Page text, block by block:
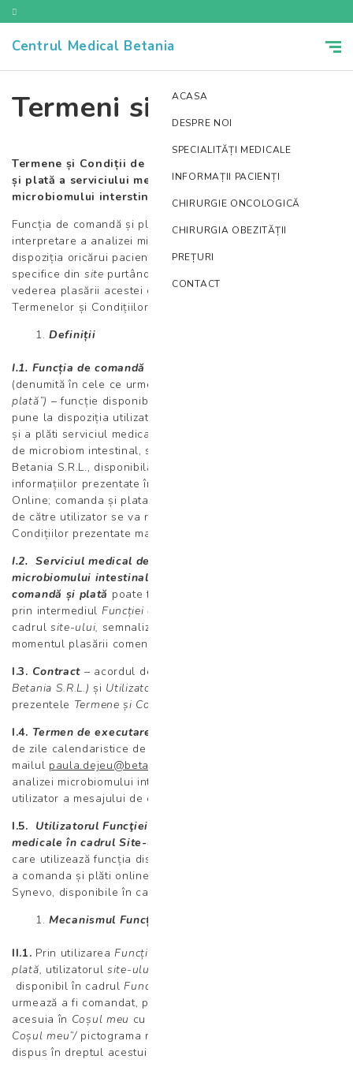
Centrul Medical Betania
ACASA
DESPRE NOI
SPECIALITĂȚI MEDICALE
INFORMAȚII PACIENȚI
CHIRURGIE ONCOLOGICĂ
CHIRURGIA OBEZITĂȚII
PREȚURI
CONTACT
Termeni si conditii
Termene și Condiții de utilizare a Funcției de comandă
și plată a serviciului medical de interpretare a analizei
microbiomului interstinal în cadrulsite-ului
Funcția de comandă și plată a serviciului medical de
interpretare a analizei microbiomului intestinal este pusă la
dispoziția oricărui pacient/solicitant,în cadrul secțiunii
specifice din site purtând denumirea de
vederea plasării acestei comenzi, în considerarea
Termenelor și Condițiilor prezentate în cele ce urmează.
Definiții
I.1. Funcția de comandă și plată de servicii medicale
(denumită în cele ce urmează ”
plată”) – funcție disponibilă în cadrul
pune la dispoziția utilizatorului posibilitatea de a comanda
și a plăti serviciul medical de interpretare analizei medicale
de microbiom intestinal, selectată din portofoliul Laborator
Betania S.R.L., disponibilă în cadrul funcției, conform
informațiilor prezentate în cadrul Secțiunii Shop
Online; comanda și plata acestui serviciu medical selectat
de către utilizator se va realiza conform Termenelor și
Condițiilor prezentate mai jos.
I.2. Serviciul medical de interpretare a analizei
microbiomului intestinal
comandă și plată poate fi adăugat în
prin intermediul Funcției de comandă și plată
cadrul site-ului, semnalizat în mod corespunzător la
momentul plasării comenzii.
I.3. Contract – acordul de voințe dintre
Betania S.R.L.) și Utilizator,
prezentele Termene și Condiții
I.4. Termen de executare a Contractului
de zile calendaristice de la momentul transmiterii pe e-
mailul paula.dejeu@betania-centrumedical.ro
analizei microbiomului intestinal și a primirii de către
utilizator a mesajului de confirmare a plății.
I.5. Utilizatorul Funcţiei de comandă şi plată de analize
medicale în cadrul Site-ului (”Utilizatorul”)
care utilizează funcția disponibilă în cadrul Site-ului pentru
a comanda și plăti online analize medicale din portofoliul
Synevo, disponibile în cadrul
Mecanismul Funcției de comandă și plată
II.1. Prin utilizareaFuncției de comandă și
plată, utilizatorulsite-ului
disponibil în cadrulFuncției de comandă și plată
urmează a fi comandat, prin selectarea și adăugarea
acesuia în Coșul meu cu ajutorul butonului ”
Coșul meu”/pictograma reprezentând Coșul de cumpărături
dispus în dreptul acestui serviciu medical.